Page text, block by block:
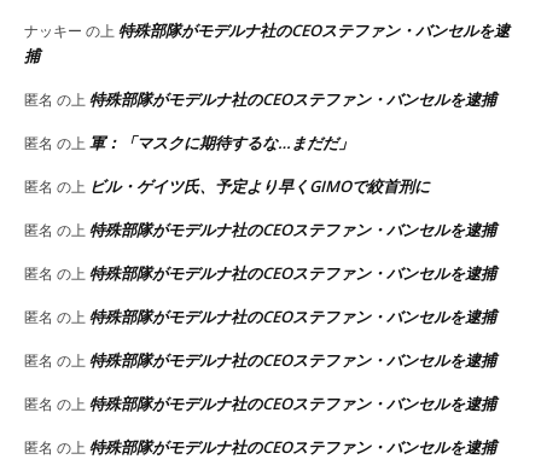
ナッキー の上特殊部隊がモデルナ社のCEOステファン・バンセルを逮
捕
匿名 の上特殊部隊がモデルナ社のCEOステファン・バンセルを逮捕
匿名 の上軍：「マスクに期待するな…まだだ」
匿名 の上 ビル・ゲイツ氏、予定より早くGIMOで絞首刑に
匿名 の上特殊部隊がモデルナ社のCEOステファン・バンセルを逮捕
匿名 の上特殊部隊がモデルナ社のCEOステファン・バンセルを逮捕
匿名 の上特殊部隊がモデルナ社のCEOステファン・バンセルを逮捕
匿名 の上特殊部隊がモデルナ社のCEOステファン・バンセルを逮捕
匿名 の上特殊部隊がモデルナ社のCEOステファン・バンセルを逮捕
匿名 の上特殊部隊がモデルナ社のCEOステファン・バンセルを逮捕